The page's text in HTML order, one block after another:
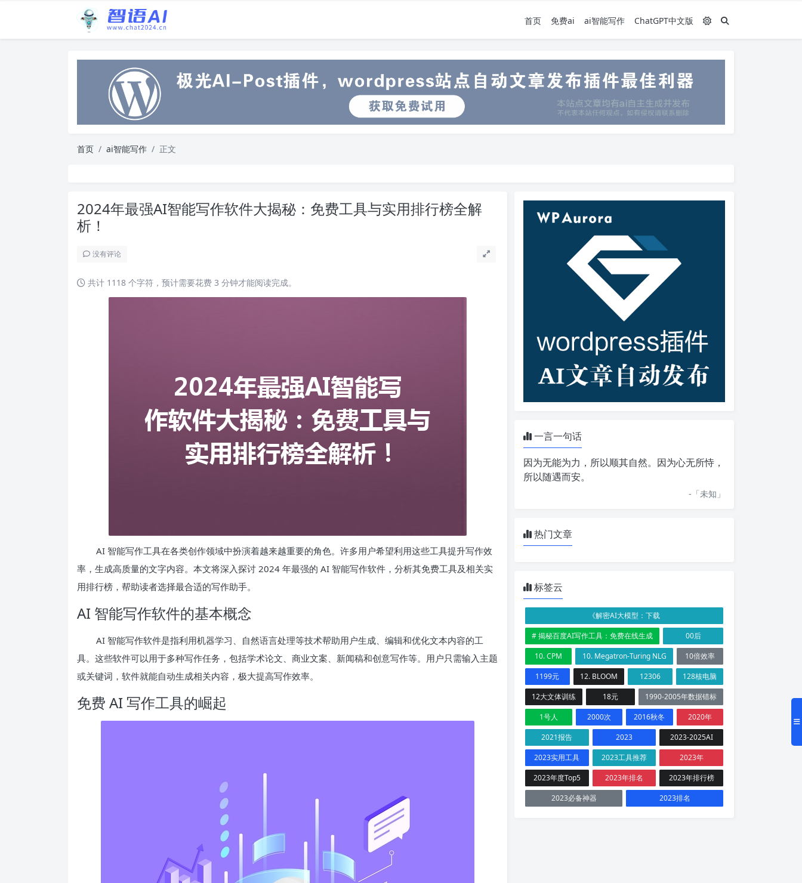
首页 免费ai ai智能写作 ChatGPT中文版
首页 ai智能写作 正文
2024年最强AI智能写作软件大揭秘：免费工具与实用排行榜全解
析！
没有评论
共计 1118 个字符，预计需要花费 3 分钟才能阅读完成。
AI 智能写作工具在各类创作领域中扮演着越来越重要的角色。许多用户希望利用这些工具提升写作效
率，生成高质量的文字内容。本文将深入探讨 2024 年最强的 AI 智能写作软件，分析其免费工具及相关实
用排行榜，帮助读者选择最合适的写作助手。
AI 智能写作软件的基本概念
AI 智能写作软件是指利用机器学习、自然语言处理等技术帮助用户生成、编辑和优化文本内容的工
具。这些软件可以用于多种写作任务，包括学术论文、商业文案、新闻稿和创意写作等。用户只需输入主题
或关键词，软件就能自动生成相关内容，极大提高写作效率。
免费 AI 写作工具的崛起
一言一句话
因为无能为力，所以顺其自然。因为心无所恃，
所以随遇而安。
-「未知 」
热门文章
标签云
《解密AI大模型：下载
# 揭秘百度AI写作工具：免费在线生成
00后
10. CPM
10. Megatron-Turing NLG
10倍效率
1199元
12. BLOOM 12306
128核电脑
12大文体训练
18元
1990-2005年数据错标
1号人
2000次 2016秋冬
2020年
2021报告
2023
2023-2025AI
2023实用工具
2023工具推荐
2023年
2023年度Top5
2023年排名
2023年排行榜
2023必备神器
2023排名